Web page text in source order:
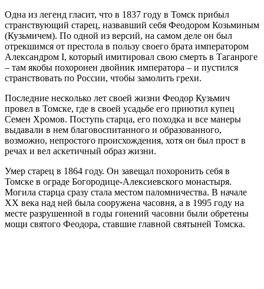
Одна из легенд гласит, что в 1837 году в Томск прибыл
странствующий старец, назвавший себя Феодором Козьминым
(Кузьмичем). По одной из версий, на самом деле он был
отрекшимся от престола в пользу своего брата императором
Александром I, который имитировал свою смерть в Таганроге
– там якобы похоронен двойник императора – и пустился
странствовать по России, чтобы замолить грехи.
Последние несколько лет своей жизни Феодор Кузьмич
провел в Томске, где в своей усадьбе его приютил купец
Семен Хромов. Поступь старца, его походка и все манеры
выдавали в нем благовоспитанного и образованного,
возможно, непростого происхождения, хотя он был прост в
речах и вел аскетичный образ жизни.
Умер старец в 1864 году. Он завещал похоронить себя в
Томске в ограде Богородице-Алексиевского монастыря.
Могила старца сразу стала местом паломничества. В начале
XX века над ней была сооружена часовня, а в 1995 году на
месте разрушенной в годы гонений часовни были обретены
мощи святого Феодора, ставшие главной святыней Томска.